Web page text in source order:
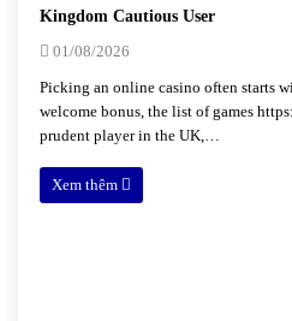
Kingdom Cautious User
01/08/2026
Picking an online casino often starts
welcome bonus, the list of games
prudent player in the UK,…
Xem thêm